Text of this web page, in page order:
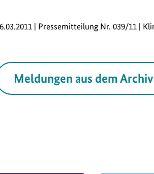
| Pressemitteilung Nr. 039/11 |
Meldungen aus dem Archiv